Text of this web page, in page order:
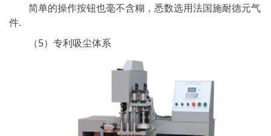
简单的操作按钮也毫不含糊，悉数选用法国施耐德元气
件.
（5）专利吸尘体系